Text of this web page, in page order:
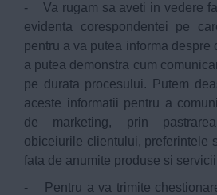
- Va rugam sa aveti in vedere
evidenta corespondentei pe
pentru a va putea informa despre
a putea demonstra cum
pe durata procesului. Putem
aceste informatii pentru a
de marketing, prin
obiceiurile clientului, preferintele
fata de anumite produse si
- Pentru a va trimite